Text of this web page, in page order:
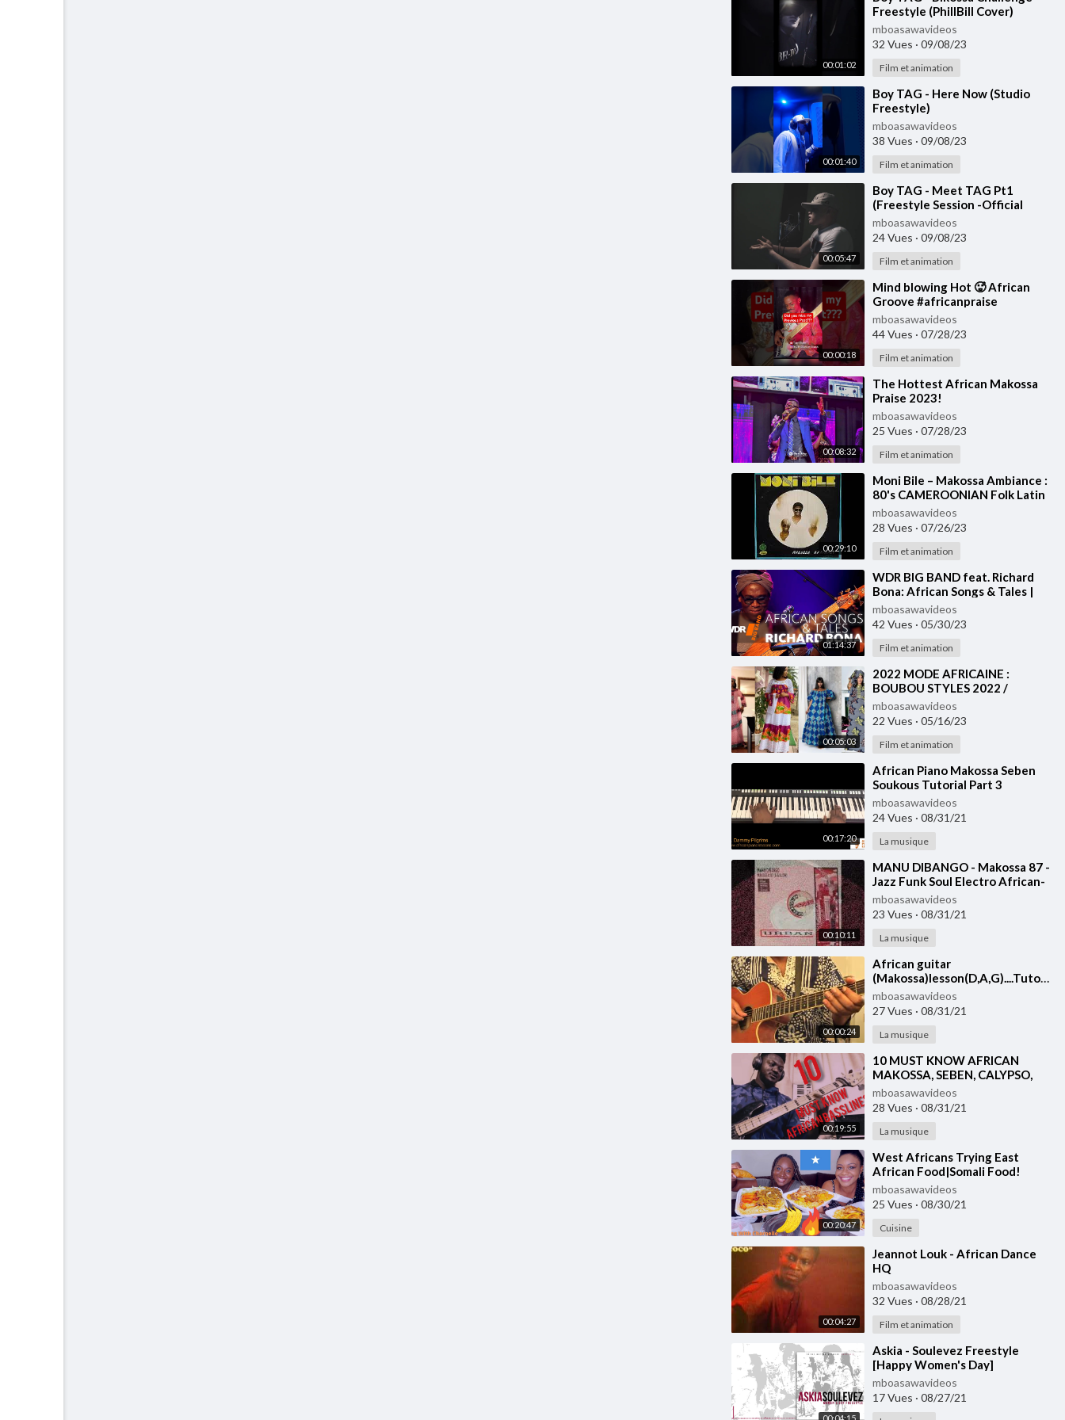
00:01:02
Freestyle (PhillBill Cover)
mboasawavideos
32 Vues · 09/08/23
Film et animation
00:01:40
⁣Boy TAG - Here Now (Studio
Freestyle)
mboasawavideos
38 Vues · 09/08/23
Film et animation
00:05:47
⁣Boy TAG - Meet TAG Pt1
(Freestyle Session -Official
Video)
mboasawavideos
24 Vues · 09/08/23
Film et animation
00:00:18
⁣Mind blowing Hot 🥵 African
Groove #africanpraise
#makossa #soukous
mboasawavideos
44 Vues · 07/28/23
Film et animation
00:08:32
⁣The Hottest African Makossa
Praise 2023!
mboasawavideos
25 Vues · 07/28/23
Film et animation
00:29:10
⁣Moni Bile – Makossa Ambiance :
80's CAMEROONIAN Folk Latin
Pop African Music ALBUM LP
Songs 🇨🇲
mboasawavideos
28 Vues · 07/26/23
Film et animation
01:14:37
⁣WDR BIG BAND feat. Richard
Bona: African Songs & Tales |
Full Concert
mboasawavideos
42 Vues · 05/30/23
Film et animation
00:05:03
⁣2022 MODE AFRICAINE :
BOUBOU STYLES 2022 /
AFRICAN BOUBOU STYLES /
Modèle de longue Robes en
mboasawavideos
22 Vues · 05/16/23
Film et animation
00:17:20
⁣African Piano Makossa Seben
Soukous Tutorial Part 3
mboasawavideos
24 Vues · 08/31/21
La musique
00:10:11
⁣MANU DIBANGO - Makossa 87 -
Jazz Funk Soul Electro African-
80s Groove Rare
mboasawavideos
23 Vues · 08/31/21
La musique
00:00:24
⁣
African guitar
(Makossa)lesson(D,A,G)....Tutoriel
guitare
africaine(makossa)ré,.la.sol
mboasawavideos
27 Vues · 08/31/21
La musique
00:19:55
⁣10 MUST KNOW AFRICAN
MAKOSSA, SEBEN, CALYPSO,
SOUKOUS BASSLINES |
BASSMATICS
mboasawavideos
28 Vues · 08/31/21
La musique
00:20:47
⁣West Africans Trying East
African Food|Somali Food!
Spaghetti and Banana?
mboasawavideos
25 Vues · 08/30/21
Cuisine
00:04:27
⁣Jeannot Louk - African Dance
HQ
mboasawavideos
32 Vues · 08/28/21
Film et animation
⁣Askia - Soulevez Freestyle
[Happy Women's Day]
mboasawavideos
17 Vues · 08/27/21